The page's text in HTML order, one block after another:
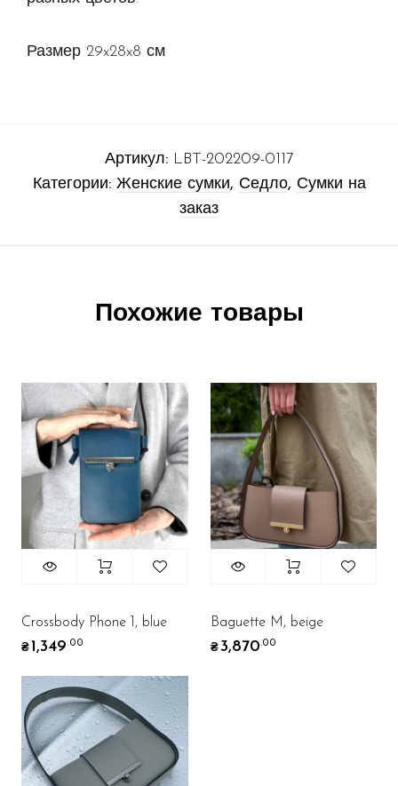
Размер 29x28x8 см
Артикул: LBT-202209-0117
Категории: Женские сумки, Седло, Сумки на
заказ
Похожие товары
Crossbody Phone 1, blue
₴1,349.00
Baguette M, beige
₴ 3,870.00